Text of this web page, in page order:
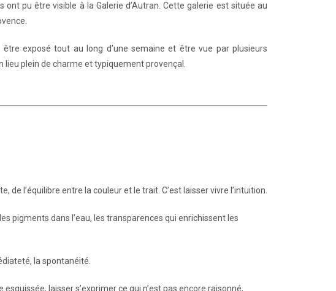
ont pu être visible à la Galerie d’Autran. Cette galerie est située au
exposé tout au long d’une semaine et être vue par plusieurs
lieu plein de charme et typiquement provençal.
de l’équilibre entre la couleur et le trait. C’est laisser vivre l’intuition.
pigments dans l’eau, les transparences qui enrichissent les
la spontanéité.
laisser s’exprimer ce qui n’est pas encore raisonné,